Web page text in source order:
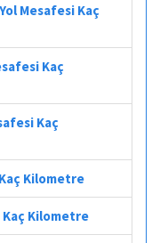
Mesafesi Kaç
Kaç
Kaç
Kilometre
Kaç Kilometre